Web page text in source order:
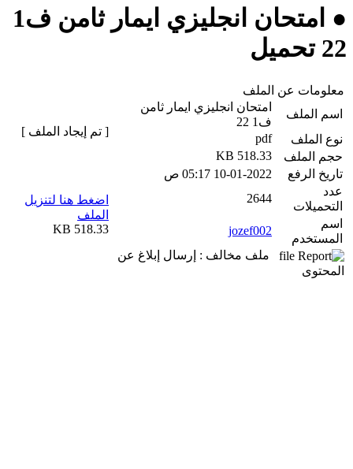
● امتحان انجليزي ايمار ثامن ف1
22 تحميل
معلومات عن الملف
اسم الملف
امتحان انجليزي ايمار ثامن
ف1 22
نوع الملف
pdf
حجم الملف
518.33 KB
تاريخ الرفع
10-01-2022 05:17 ص
عدد
التحميلات
2644
اسم
المستخدم
jozef002
ملف مخالف : إرسال إبلاغ عن
المحتوى
[ تم إيجاد الملف ]
اضغط هنا لتنزيل
الملف
518.33 KB